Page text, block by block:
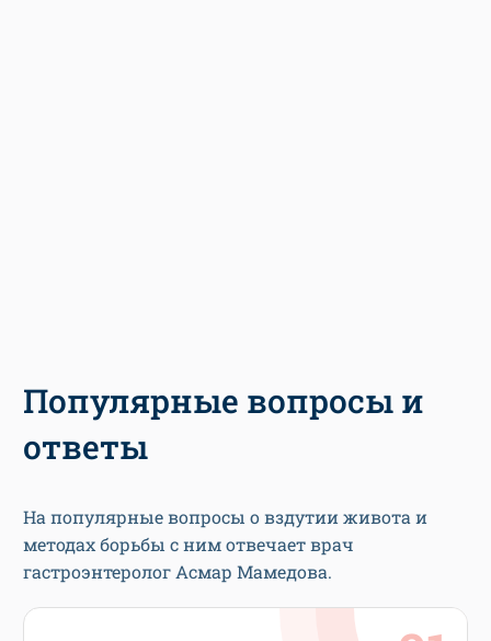
Популярные вопросы и
ответы
На популярные вопросы о вздутии живота и
методах борьбы с ним отвечает врач
гастроэнтеролог Асмар Мамедова.